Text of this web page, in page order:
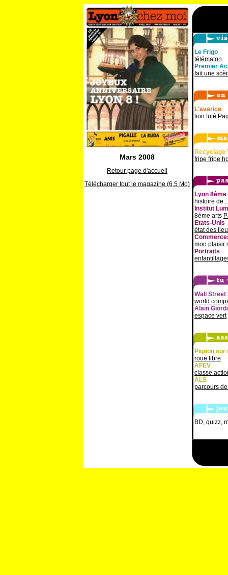
Mars 2008
Retour page d'accueil
Télécharger tout le magazine (6,5 Mo)
Le Frigo
télématon
Premier
fait une
L'avarice
lion futé
Recyclage
fripe fripe
Lyon 8ème
histoire
Institut
8ème arts
Etats-Unis
état des
mon plaisir
Portraits
Wall Street
world
Alain
espace vert
Pignon sur
roue libre
AFEV
classe
ALS
parcours
BD, quizz,